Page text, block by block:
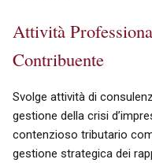
Attività
Contribuente
Svolge attività di
gestione della crisi
contenzioso tributario
gestione strategica dei